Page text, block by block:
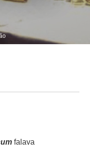
falava